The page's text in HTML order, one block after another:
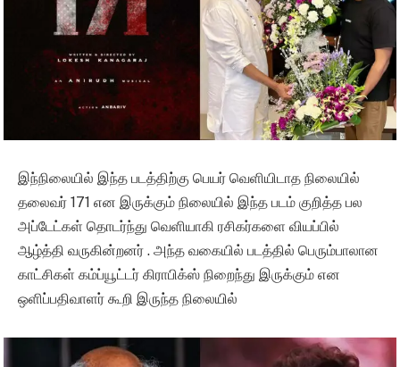
இந்நிலையில் இந்த படத்திற்கு பெயர் வெளியிடாத நிலையில்
தலைவர் 171 என இருக்கும் நிலையில் இந்த படம் குறித்த பல
அப்டேட்கள் தொடர்ந்து வெளியாகி ரசிகர்களை வியப்பில்
ஆழ்த்தி வருகின்றனர் . அந்த வகையில் படத்தில் பெரும்பாலான
காட்சிகள் கம்ப்யூட்டர் கிராபிக்ஸ் நிறைந்து இருக்கும் என
ஒளிப்பதிவாளர் கூறி இருந்த நிலையில்